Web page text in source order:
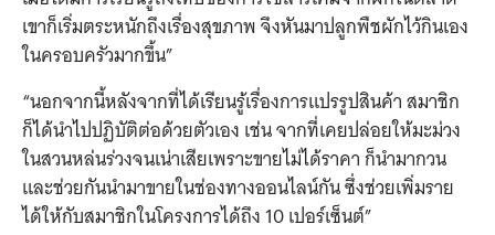
เขาก็เริ่มตระหนักถึงเรื่องสุขภาพ จึงหันมาปลูกพืชผักไว้กินเอง
ในครอบครัวมากขึ้น”
“นอกจากนี้หลังจากที่ได้เรียนรู้เรื่องการแปรรูปสินค้า สมาชิก
ก็ได้นำไปปฏิบัติต่อด้วยตัวเอง เช่น จากที่เคยปล่อยให้มะม่วง
ในสวนหล่นร่วงจนเน่าเสียเพราะขายไม่ได้ราคา ก็นำมากวน
และช่วยกันนำมาขายในช่องทางออนไลน์กัน ซึ่งช่วยเพิ่มราย
ได้ให้กับสมาชิกในโครงการได้ถึง 10 เปอร์เซ็นต์”